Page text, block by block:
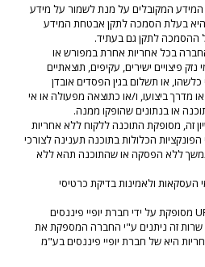
המקובלים על מנת לשמור על מידע
בעלת הסמכה לתקן אבטחת המידע
בכל אחריות אחרת במפורש או
פיצויים ישירים, עקיפים, תוצאתיים
או תשלום בגין הפסדים אובדן
או מדרך ביצועו, ו/או כתוצאה מפעולה או אי
או בנתונים שהופקו ממנה.
זה, מסופקת התוכנה ללקוח ללא אחריות
הכלולות בתוכנה תענינה לצורכי
ללא הפסקה או שהתוכנה תהא ללא
ולאמינות בדיקת כרטיסי
שירות הסליקה באמצעות UPAY מסופקת על ידי חברת יופיי פיננסים
שרות זה ניתנים ע"י החברה המספקת את
היא של חברת יופיי פיננסים בע"מ